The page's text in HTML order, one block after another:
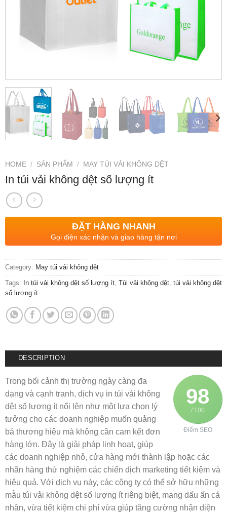
HOME / SẢN PHẨM / MAY TÚI VẢI KHÔNG DỆT
In túi vải không dệt số lượng ít
ĐẶT HÀNG NHANH
Gọi điện xác nhận và giao hàng tận nơi
Category: May túi vải không dệt
Tags: In túi vải không dệt số lượng ít Túi vải không dệt túi vải không dệt
số lượng ít
DESCRIPTION
98
/ 100
Điểm SEO
Trong bối cảnh thị trường ngày càng đa
dạng và cạnh tranh, dịch vụ in túi vải không
dệt số lượng ít nổi lên như một lựa chọn lý
tưởng cho các doanh nghiệp muốn quảng
bá thương hiệu mà không cần cam kết đơn
hàng lớn. Đây là giải pháp linh hoạt, giúp
các doanh nghiệp nhỏ, cửa hàng mới thành lập hoặc các
nhãn hàng thử nghiệm các chiến dịch marketing tiết kiệm và
hiệu quả. Với dịch vụ này, các công ty có thể sở hữu những
mẫu túi vải không dệt số lượng ít riêng biệt, mang dấu ấn cá
nhân, vừa tiết kiệm chi phí vừa giúp tăng cường nhận diện